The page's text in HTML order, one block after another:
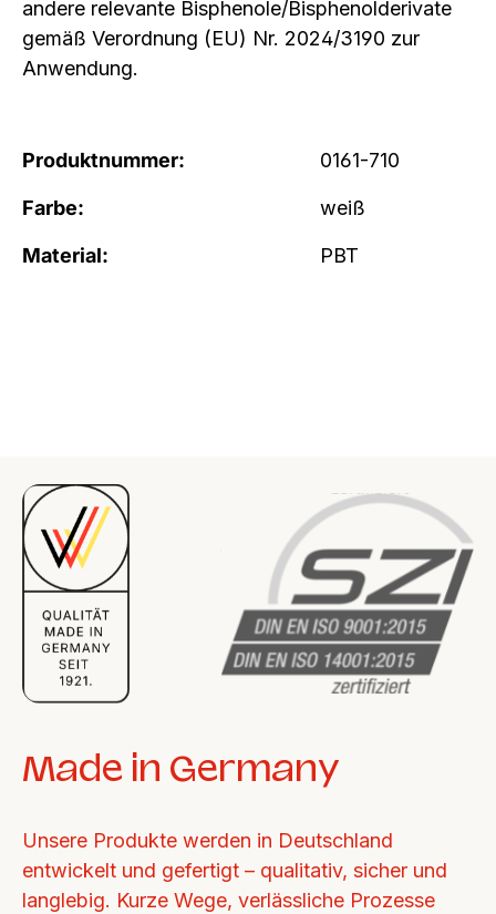
andere relevante Bisphenole/Bisphenolderivate
gemäß Verordnung (EU) Nr. 2024/3190 zur
Anwendung.
Produktnummer: 0161-710
Farbe: weiß
Material: PBT
Made in Germany
Unsere Produkte werden in Deutschland
entwickelt und gefertigt – qualitativ, sicher und
langlebig. Kurze Wege, verlässliche Prozesse